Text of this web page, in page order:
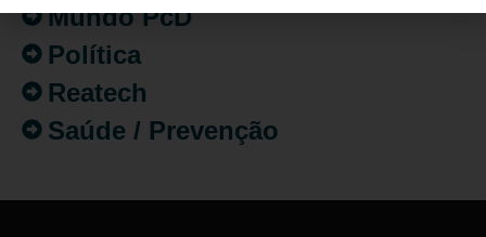
Mundo PcD
Política
Reatech
Saúde / Prevenção